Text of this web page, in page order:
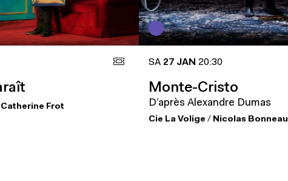
Frot
SA 27 JAN 20:30
Monte-Cristo
D’après Alexandre Dumas
Cie La Volige / Nicolas Bonneau